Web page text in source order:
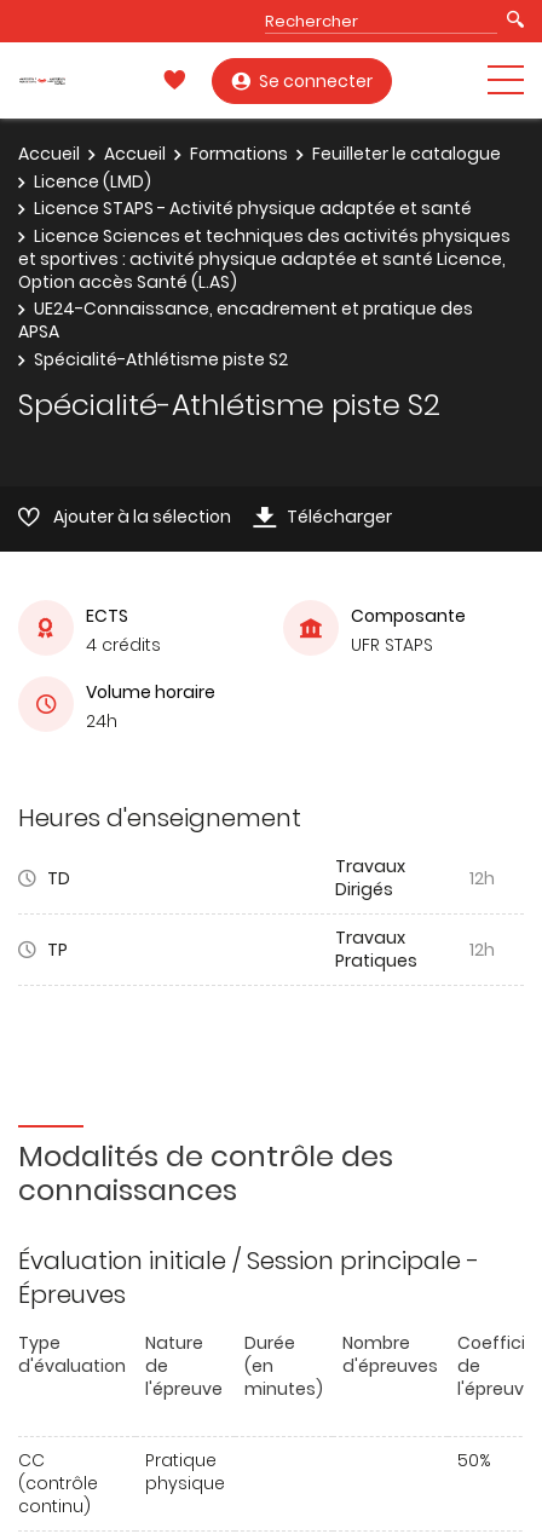
Se connecter
Accueil Accueil Formations
Feuilleter le catalogue
Licence (LMD)
Licence STAPS - Activité physique adaptée et santé
Licence Sciences et techniques des activités physiques
et sportives : activité physique adaptée et santé Licence,
Option accès Santé (L.AS)
UE24-Connaissance, encadrement et pratique des
APSA
Spécialité-Athlétisme piste S2
Spécialité-Athlétisme piste S2
Ajouter à la sélection Télécharger
ECTS
4 crédits
Composante
UFR STAPS
Volume horaire
24h
Heures d'enseignement
TD
Travaux
Dirigés
12h
TP
Travaux
Pratiques
12h
Modalités de contrôle des
connaissances
Évaluation initiale / Session principale -
Épreuves
Type
d'évaluation
Nature
de
l'épreuve
Durée
(en
minutes)
Nombre
d'épreuves
de
l'épreuve
CC
(contrôle
continu)
Pratique
physique
50%